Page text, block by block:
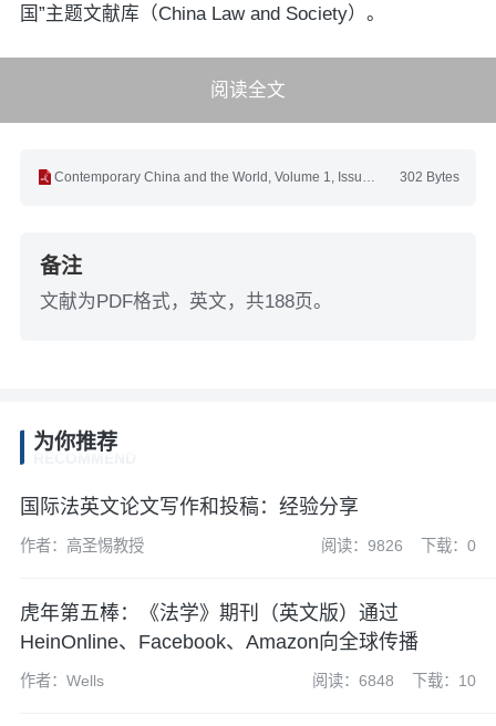
国”主题文献库（China Law and Society）。
阅读全文
302 Bytes
Contemporary China and the World, Volume 1, Issue 2.pdf
备注
文献为PDF格式，英文，共188页。
为你推荐
国际法英文论文写作和投稿：经验分享
作者：高圣惕教授 阅读：9826 下载：0
虎年第五棒：《法学》期刊（英文版）通过
HeinOnline、Facebook、Amazon向全球传播
作者：Wells 阅读：6848 下载：10